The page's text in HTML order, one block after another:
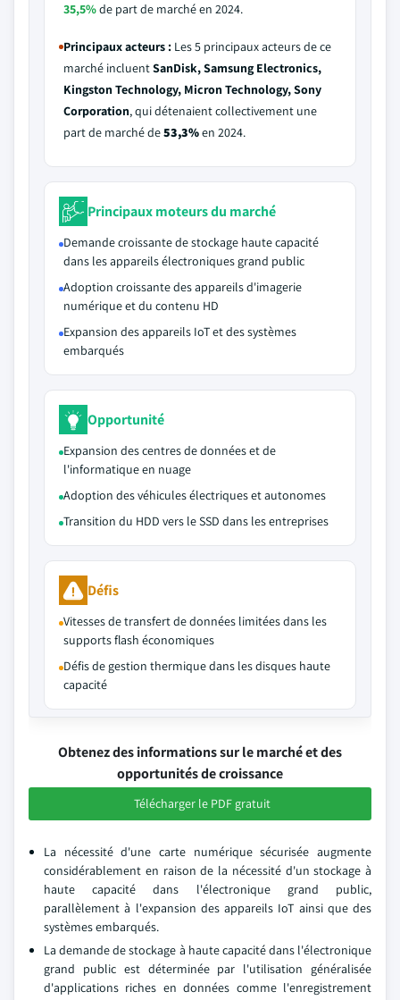
35,5%de part de marché en 2024.
Principaux acteurs : Les 5 principaux acteurs de ce
marché incluentSanDisk, Samsung Electronics,
Kingston Technology, Micron Technology, Sony
Corporation, qui détenaient collectivement une
part de marché de53,3%en 2024.
Principaux moteurs du marché
Demande croissante de stockage haute capacité
dans les appareils électroniques grand public
Adoption croissante des appareils d'imagerie
numérique et du contenu HD
Expansion des appareils IoT et des systèmes
embarqués
Opportunité
Expansion des centres de données et de
l'informatique en nuage
Adoption des véhicules électriques et autonomes
Transition du HDD vers le SSD dans les entreprises
Défis
Vitesses de transfert de données limitées dans les
supports flash économiques
Défis de gestion thermique dans les disques haute
capacité
Obtenez des informations sur le marché et des
opportunités de croissance
Télécharger le PDF gratuit
La nécessité d'une carte numérique sécurisée augmente
considérablement en raison de la nécessité d'un stockage à
haute capacité dans l'électronique grand public,
parallèlement à l'expansion des appareils IoT ainsi que des
systèmes embarqués.
La demande de stockage à haute capacité dans l'électronique
grand public est déterminée par l'utilisation généralisée
d'applications riches en données comme l'enregistrement